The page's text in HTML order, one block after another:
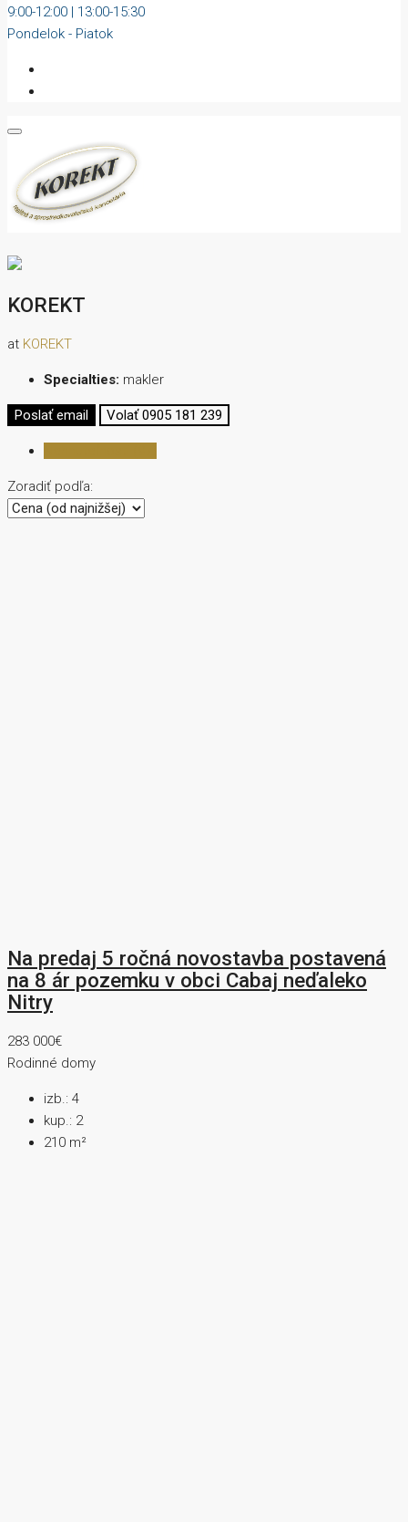
9:00-12:00 | 13:00-15:30
Pondelok - Piatok
KOREKT
at KOREKT
Specialties: makler
Poslať email Volať 0905 181 239
Zoradiť podľa:
Na predaj 5 ročná novostavba postavená
na 8 ár pozemku v obci Cabaj neďaleko
Nitry
283 000€
Rodinné domy
izb.: 4
kup.: 2
210 m²